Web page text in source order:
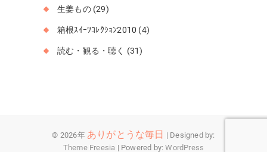
生姜もの(29)
箱根ｽｲｰﾂｺﾚｸｼｮﾝ2010 (4)
読む・観る・聴く (31)
© 2026年 ありがとうな毎日 | Designed by:
Theme Freesia | Powered by:WordPress